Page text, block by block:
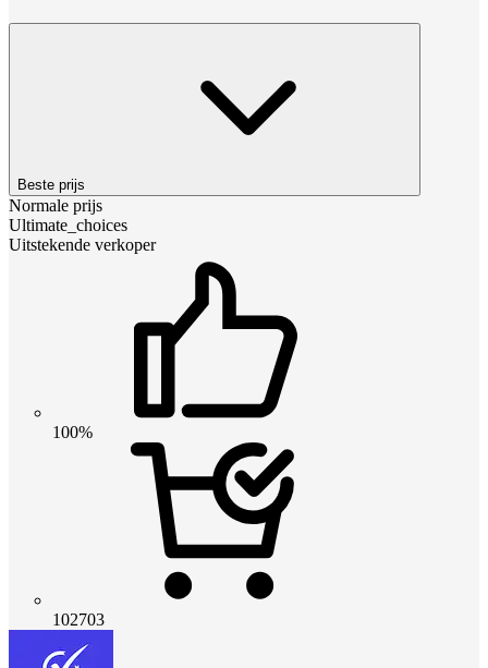
Beste prijs
Normale prijs
Ultimate_choices
Uitstekende verkoper
100%
102703